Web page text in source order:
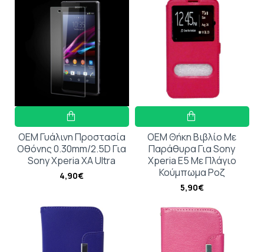
OEM Γυάλινη Προστασία
Οθόνης 0.30mm/2.5D Για
Sony Xperia XA Ultra
4,90€
OEM Θήκη Βιβλίο Με
Παράθυρα Για Sony
Xperia E5 Με Πλάγιο
Κούμπωμα Ροζ
5,90€